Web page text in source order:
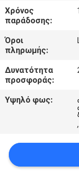
ΕΠΑΦΉ
ΜΕ
ΕΙΔΉΣΕΙΣ
ΖΗΤΉΣΤΕ
SITEMAP
Χρόνος
παράδοσης:
Όροι
πληρωμής:
Δυνατότητα
προσφοράς:
Υψηλό φως:
,